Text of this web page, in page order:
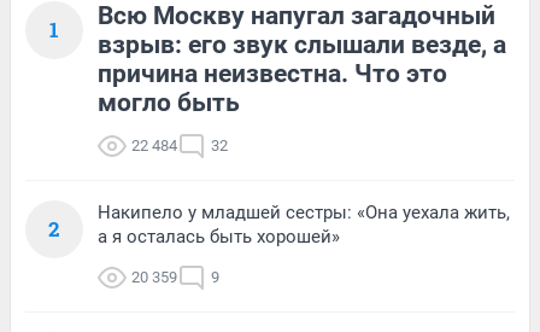
1
Всю Москву напугал загадочный
взрыв: его звук слышали везде, а
причина неизвестна. Что это
могло быть
22 484 32
2
Накипело у младшей сестры: «Она уехала жить,
а я осталась быть хорошей»
20 359 9